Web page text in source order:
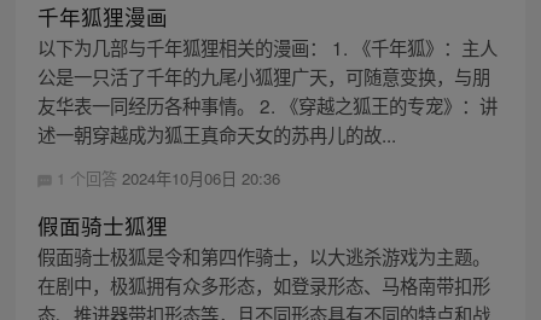
千年狐狸漫画
以下为几部与千年狐狸相关的漫画： 1. 《千年狐》：主人
公是一只活了千年的九尾小狐狸广天，可随意变换，与朋
友华表一同经历各种事情。 2. 《穿越之狐王的专宠》：讲
述一朝穿越成为狐王真命天女的苏冉儿的故...
1 个回答 2024年10月06日 20:36
假面骑士狐狸
假面骑士极狐是令和第四作骑士，以大逃杀游戏为主题。
在剧中，极狐拥有众多形态，如登录形态、马格南带扣形
态、推进器带扣形态等，且不同形态具有不同的特点和战